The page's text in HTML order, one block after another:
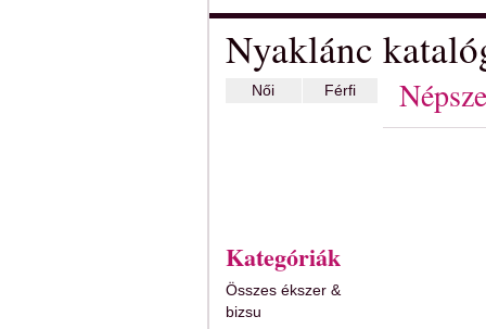
Nyaklánc
Női Férfi
Kategóriák
Összes ékszer &
bizsu